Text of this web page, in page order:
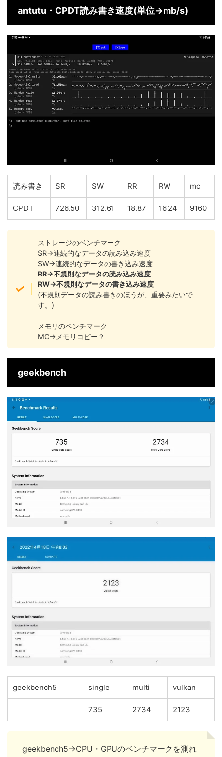
antutu・CPDT読み書き速度(単位→mb/s)
読み書き SR SW RR RW mc
CPDT 726.50 312.61 18.87 16.24 9160
ストレージのベンチマーク
SR→連続的なデータの読み込み速度
SW→連続的なデータの書き込み速度
RR→不規則なデータの読み込み速度
RW→不規則なデータの書き込み速度
(不規則データの読み書きのほうが、重要みたいで
す。)
メモリのベンチマーク
MC→メモリコピー？
geekbench
geekbench5 single multi vulkan
735 2734 2123
geekbench5→CPU・GPUのベンチマークを測れ